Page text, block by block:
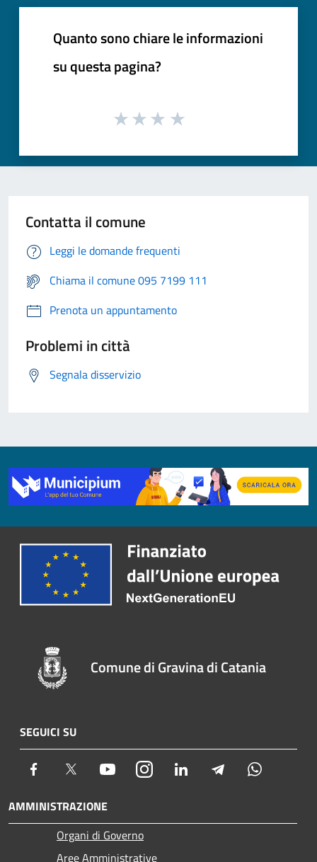
Quanto sono chiare le informazioni
su questa pagina?
Contatta il comune
Leggi le domande frequenti
Chiama il comune 095 7199 111
Prenota un appuntamento
Problemi in città
Segnala disservizio
Comune di Gravina di Catania
SEGUICI SU
Facebook Twitter YoutubeInstagram LinkedIn Telegram
AMMINISTRAZIONE
Organi di Governo
Aree Amministrative